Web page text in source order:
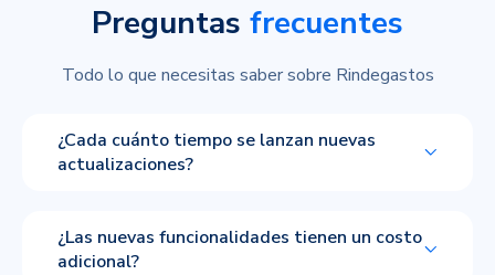
Preguntas frecuentes
Todo lo que necesitas saber sobre Rindegastos
¿Cada cuánto tiempo se lanzan nuevas
actualizaciones?
¿Las nuevas funcionalidades tienen un costo
adicional?